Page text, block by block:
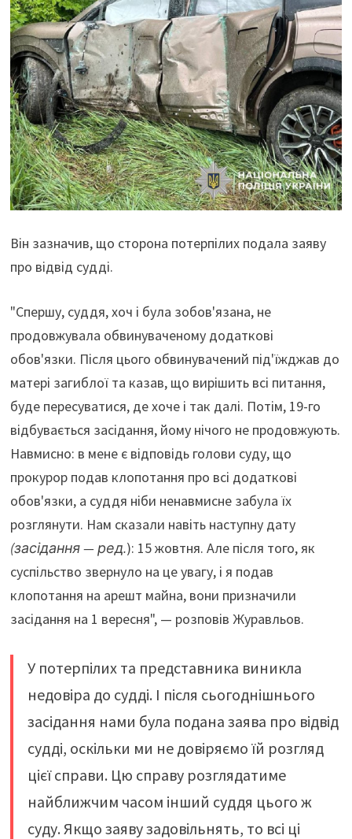
Він зазначив, що сторона потерпілих подала заяву
про відвід судді.
"Спершу, суддя, хоч і була зобов'язана, не
продовжувала обвинуваченому додаткові
обов'язки. Після цього обвинувачений під'їжджав до
матері загиблої та казав, що вирішить всі питання,
буде пересуватися, де хоче і так далі. Потім, 19-го
відбувається засідання, йому нічого не продовжують.
Навмисно: в мене є відповідь голови суду, що
прокурор подав клопотання про всі додаткові
обов'язки, а суддя ніби ненавмисне забула їх
розглянути. Нам сказали навіть наступну дату
(засідання — ред.): 15 жовтня. Але після того, як
суспільство звернуло на це увагу, і я подав
клопотання на арешт майна, вони призначили
засідання на 1 вересня", — розповів Журавльов.
У потерпілих та представника виникла
недовіра до судді. І після сьогоднішнього
засідання нами була подана заява про відвід
судді, оскільки ми не довіряємо їй розгляд
цієї справи. Цю справу розглядатиме
найближчим часом інший суддя цього ж
суду. Якщо заяву задовільнять, то всі ці